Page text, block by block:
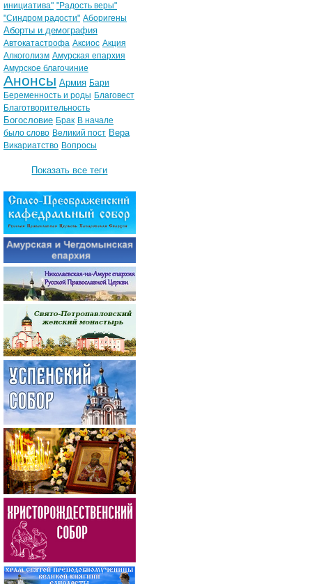
инициатива" "Радость веры"
"Синдром радости" Аборигены
Аборты и демография
Автокатастрофа Аксиос Акция
Алкоголизм Амурская епархия
Амурское благочиние
Анонсы Армия Бари
Беременность и роды Благовест
Благотворительность
Богословие Брак В начале
было слово Великий пост Вера
Викариатство Вопросы
Показать все теги